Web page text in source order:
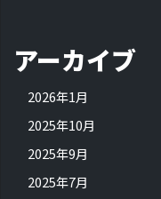
アーカイブ
2026年1月
2025年10月
2025年9月
2025年7月